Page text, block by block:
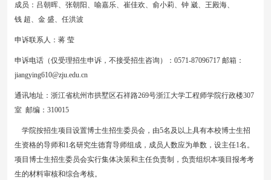
成员：吕朝晖、张朝阳、喻嘉乐、崔佳欢、俞小莉、钟 崴、王殿海、
钱 超、金 盛、任洪波
申诉联系人：蒋 莹
申诉电话（仅受理招生申诉， 不接受招生咨询）： 0571-87096717 邮箱：
jiangying610@zju.edu.cn
通讯地址：浙江省杭州市拱墅区石祥路269号浙江大学工程师学院行政楼307
室 邮编：310015
学院按招生项目设置博士生招生委员会，由5名及以上具有本校博士生招
生资格的导师和1名研究生德育导师组成，成员人数应为单数，设主任1名。
项目 博士生招生委员会实行集体决策和主任负责制，负责组织本项目报考考
生的材料审核和综合考核。